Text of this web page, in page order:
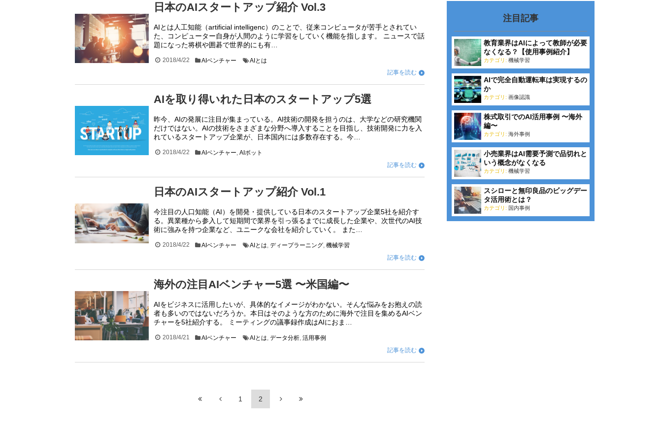
日本のAIスタートアップ紹介 Vol.3
AIとは人工知能（artificial intelligenc）のことで、従来コンピュータが苦手とされてい
た、コンピューター自身が人間のように学習をしていく機能を指します。 ニュースで話
題になった将棋や囲碁で世界的にも有…
2018/4/22 AIベンチャー
AIとは
記事を読む 
AIを取り得いれた日本のスタートアップ5選
昨今、AIの発展に注目が集まっている。AI技術の開発を担うのは、大学などの研究機関
だけではない。AIの技術をさまざまな分野へ導入することを目指し、技術開発に力を入
れているスタートアップ企業が、日本国内には多数存在する。今…
2018/4/22 AIベンチャー,AIボット
記事を読む 
日本のAIスタートアップ紹介 Vol.1
今注目の人口知能（AI）を開発・提供している日本のスタートアップ企業5社を紹介す
る。異業種から参入して短期間で業界を引っ張るまでに成長した企業や、次世代のAI技
術に強みを持つ企業など、ユニークな会社を紹介していく。 また…
2018/4/22 AIベンチャー AIとは,ディープラーニング,機械学習
記事を読む 
海外の注目AIベンチャー5選 〜米国編〜
AIをビジネスに活用したいが、具体的なイメージがわかない。そんな悩みをお抱えの読
者も多いのではないだろうか。本日はそのような方のために海外で注目を集めるAIベン
チャーを5社紹介する。 ミーティングの議事録作成はAIにおま…
2018/4/21 AIベンチャー AIとは,データ分析,活用事例
記事を読む 
1 2
注目記事
教育業界はAIによって教師が必要
なくなる？【使用事例紹介】
カテゴリ: 機械学習
AIで完全自動運転車は実現するの
か
カテゴリ: 画像認識
株式取引でのAI活用事例 〜海外
編〜
カテゴリ: 海外事例
小売業界はAI需要予測で品切れと
いう概念がなくなる
カテゴリ: 機械学習
スシローと無印良品のビッグデー
タ活用術とは？
カテゴリ: 国内事例